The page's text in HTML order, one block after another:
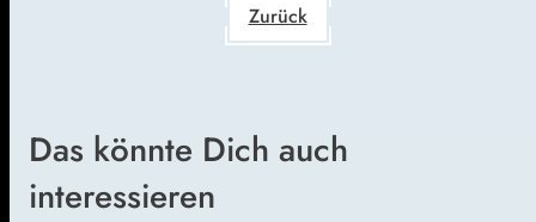
Zurück
Das könnte Dich auch
interessieren